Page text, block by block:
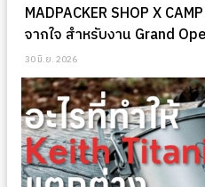
MADPACKER SHOP X
จากใจ สำหรับงาน Grand
30 มิ.ย. 2026